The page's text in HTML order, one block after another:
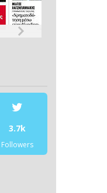
3.7k
Followers